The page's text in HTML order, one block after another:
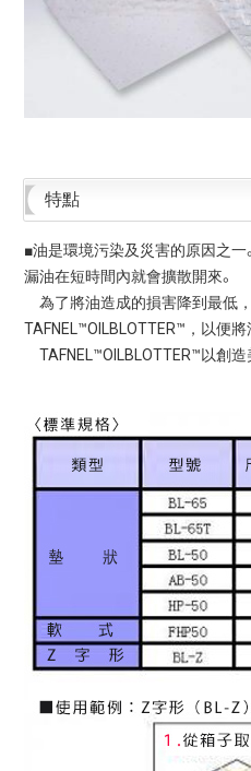
特點
■油是環境污染及災害的原因之一
漏油在短時間內就會擴散開來。
為了將油造成的損害降到最低
TAFNEL™OILBLOTTER™，以便將
TAFNEL™OILBLOTTER™以創造